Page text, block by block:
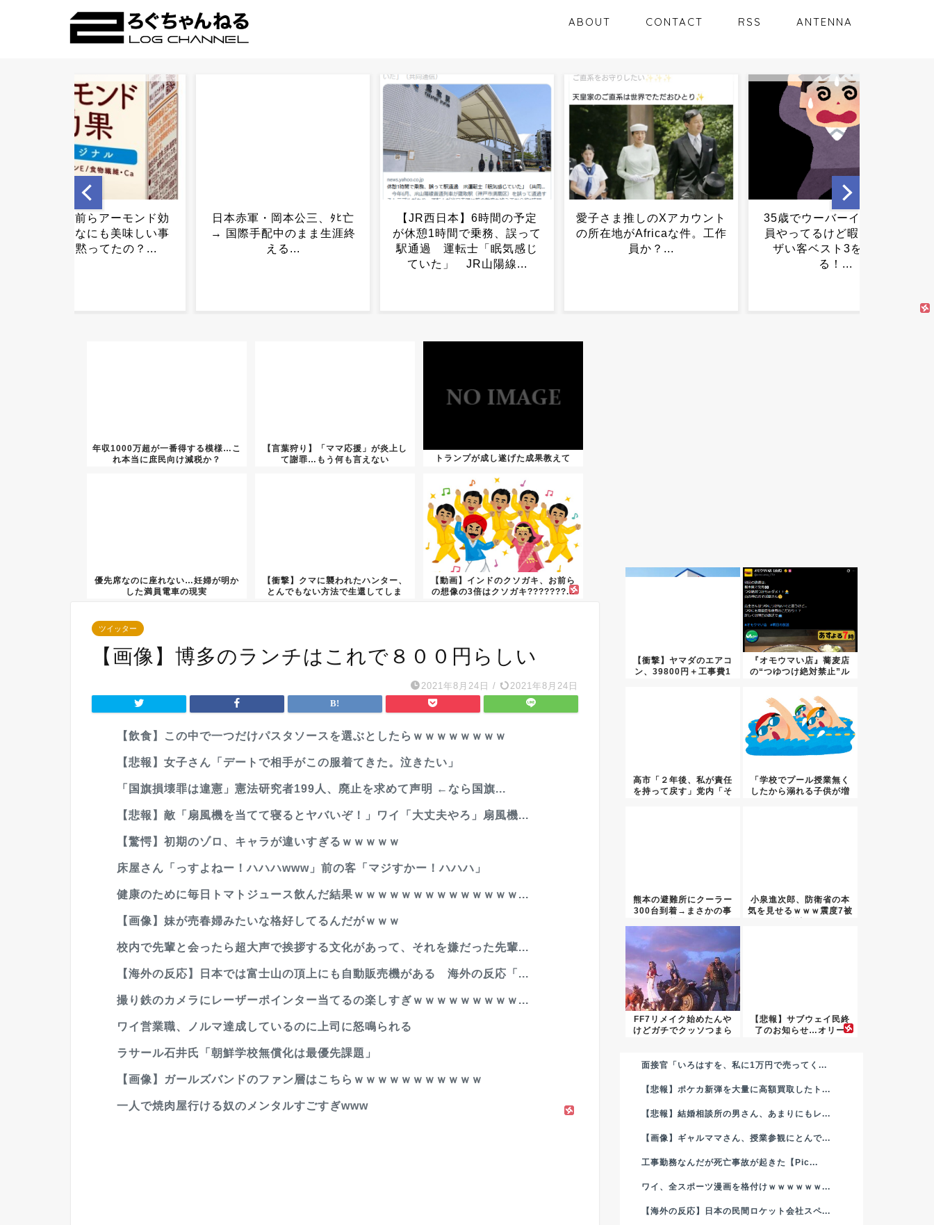
ABOUT CONTACT RSS ANTENNA
【JR西日本】6時間の予定
が休憩1時間で乗務、誤って
駅通過 運転士「眠気感じ
愛子さま推しのXアカウント
の所在地がAfricaな件。工作
員か？...
35歳でウーバーイーツ配達
員やってるけど暇だからウ
ザい客ベスト3を発表す
野球人口160万人→78万
人…NPBがまさかの決断へ
ｗｗｗｗｗｗｗ...
日本赤軍・岡本公三、ﾀﾋ亡
→ 国際手配中のまま生涯終
える...
年収1000万超が一番得する模様…こ
れ本当に庶民向け減税か？
【言葉狩り】「ママ応援」が炎上し
て謝罪…もう何も言えない
トランプが成し遂げた成果教えて
優先席なのに座れない…妊婦が明か
した満員電車の現実
【衝撃】クマに襲われたハンター、
とんでもない方法で生還してしま
【動画】インドのクソガキ、お前ら
の想像の3倍はクソガキ???????...
ツイッター
【画像】博多のランチはこれで８００円らしい
2021年8月24日 / 2021年8月24日
【飲食】この中で一つだけパスタソースを選ぶとしたらｗｗｗｗｗｗｗｗ
【悲報】女子さん「デートで相手がこの服着てきた。泣きたい」
「国旗損壊罪は違憲」憲法研究者199人、廃止を求めて声明 ←なら国旗...
【悲報】敵「扇風機を当てて寝るとヤバいぞ！」ワイ「大丈夫やろ」扇風機...
【驚愕】初期のゾロ、キャラが違いすぎるｗｗｗｗｗ
床屋さん「っすよねー！ハハハwww」前の客「マジすかー！ハハハ」
健康のために毎日トマトジュース飲んだ結果ｗｗｗｗｗｗｗｗｗｗｗｗｗｗ...
【画像】妹が売春婦みたいな格好してるんだがｗｗｗ
校内で先輩と会ったら超大声で挨拶する文化があって、それを嫌だった先輩...
【海外の反応】日本では富士山の頂上にも自動販売機がある 海外の反応「...
撮り鉄のカメラにレーザーポインター当てるの楽しすぎｗｗｗｗｗｗｗｗｗ...
ワイ営業職、ノルマ達成しているのに上司に怒鳴られる
ラサール石井氏「朝鮮学校無償化は最優先課題」
【画像】ガールズバンドのファン層はこちらｗｗｗｗｗｗｗｗｗｗｗ
一人で焼肉屋行ける奴のメンタルすごすぎwww
【衝撃】ヤマダのエアコ
ン、39800円＋工事費1
『オモウマい店』蕎麦店
の“つゆつけ絶対禁止”ル
高市「２年後、私が責任
を持って戻す」党内「そ
「学校でプール授業無く
したから溺れる子供が増
熊本の避難所にクーラー
300台到着→まさかの事
小泉進次郎、防衛省の本
気を見せるｗｗｗ震度7被
FF7リメイク始めたんや
けどガチでクッソつまら
【悲報】サブウェイ民終
了のお知らせ…オリー
面接官「いろはすを、私に1万円で売ってく...
【悲報】ポケカ新弾を大量に高額買取したト...
【悲報】結婚相談所の男さん、あまりにもレ...
【画像】ギャルママさん、授業参観にとんで...
工事勤務なんだが死亡事故が起きた【Pic...
ワイ、全スポーツ漫画を格付けｗｗｗｗｗｗ...
【海外の反応】日本の民間ロケット会社スペ...